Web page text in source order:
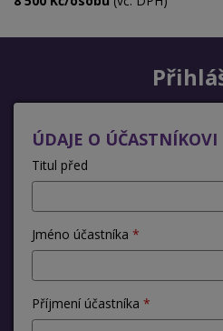
ÚDAJE O ÚČASTNÍKOVI
Titul před
Jméno účastníka
Příjmení účastníka